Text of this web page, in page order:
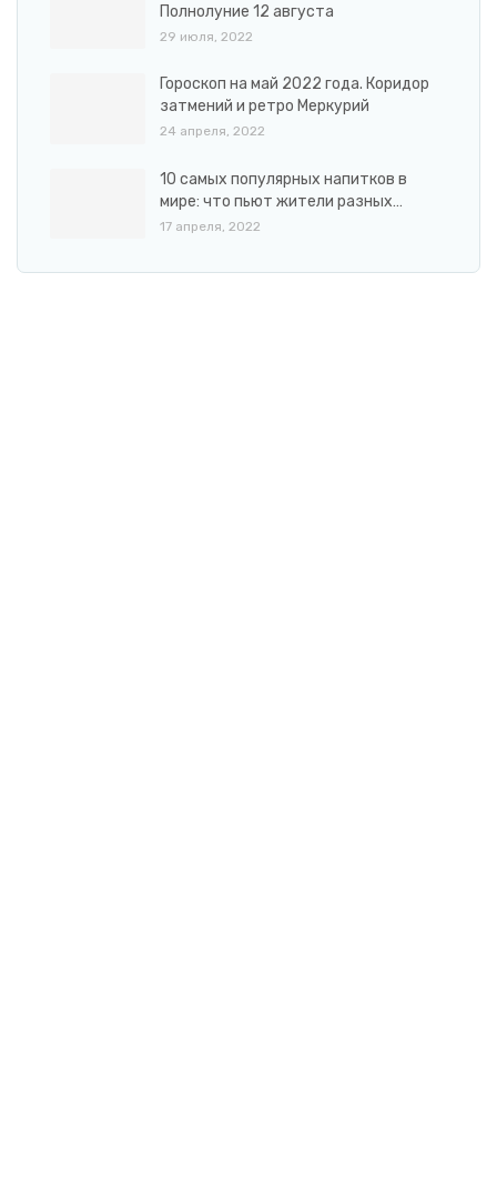
Полнолуние 12 августа
29 июля, 2022
Гороскоп на май 2022 года. Коридор
затмений и ретро Меркурий
24 апреля, 2022
10 самых популярных напитков в
мире: что пьют жители разных…
17 апреля, 2022